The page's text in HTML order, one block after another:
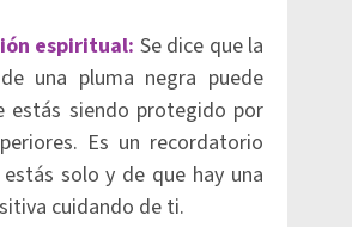
espiritual: Se dice que la
una pluma negra puede
estás siendo protegido por
Es un recordatorio
solo y de que hay una
cuidando de ti.